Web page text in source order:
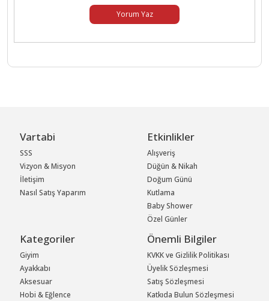
Yorum Yaz
Vartabi
SSS
Vizyon & Misyon
İletişim
Nasıl Satış Yaparım
Etkinlikler
Alışveriş
Düğün & Nikah
Doğum Günü
Kutlama
Baby Shower
Özel Günler
Kategoriler
Giyim
Ayakkabı
Aksesuar
Hobi & Eğlence
Önemli Bilgiler
KVKK ve Gizlilik Politikası
Üyelik Sözleşmesi
Satış Sözleşmesi
Katkıda Bulun Sözleşmesi